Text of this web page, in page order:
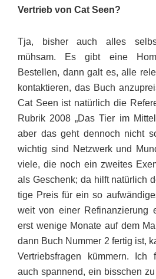
Vertrieb von Cat Seen?
Tja, bisher auch alles
mühsam. Es gibt eine
Bestellen, dann galt es, alle
kontaktieren, das Buch
Cat Seen ist natürlich die
Rubrik 2008 „Das Tier im
aber das geht dennoch nicht
wichtig sind Netz­werk und
viele, die noch ein zweites
als Ge­schenk; da hilft natürlich
tige Preis für ein so
weit von einer Refinanzierung
erst wenige Monate auf dem
dann Buch Nummer 2 fertig ist,
Vertriebsfragen kümmern. Ich
auch spannend, ein bisschen